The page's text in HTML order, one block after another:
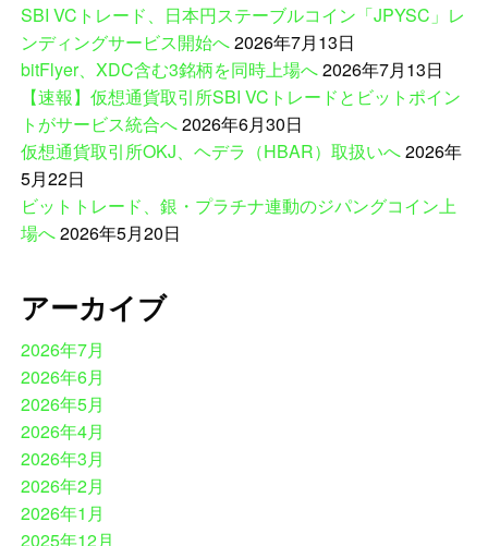
SBI VCトレード、日本円ステーブルコイン「JPYSC」レ
ンディングサービス開始へ2026年7月13日
bitFlyer、XDC含む3銘柄を同時上場へ2026年7月13日
【速報】仮想通貨取引所SBI VCトレードとビットポイン
トがサービス統合へ2026年6月30日
仮想通貨取引所OKJ、ヘデラ（HBAR）取扱いへ2026年
5月22日
ビットトレード、銀・プラチナ連動のジパングコイン上
場へ2026年5月20日
アーカイブ
2026年7月
2026年6月
2026年5月
2026年4月
2026年3月
2026年2月
2026年1月
2025年12月